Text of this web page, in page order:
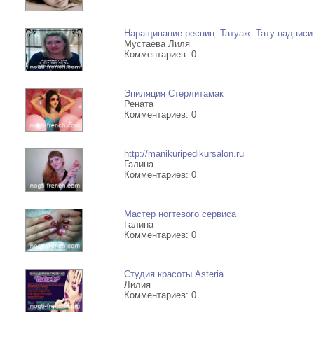
Наращивание ресниц. Татуаж. Тату-
Мустаева Лиля
Комментариев: 0
Эпиляция Стерлитамак
Рената
Комментариев: 0
http://manikuripedikursalon.ru
Галина
Комментариев: 0
Мастер ногтевого сервиса
Галина
Комментариев: 0
Студия красоты Asteria
Лилия
Комментариев: 0